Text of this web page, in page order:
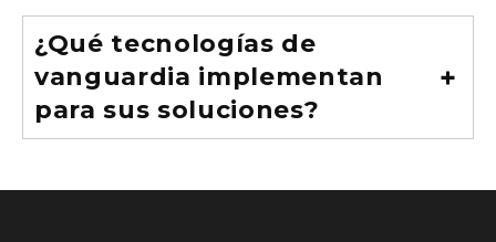
¿Qué tecnologías de
vanguardia implementan
para sus soluciones?